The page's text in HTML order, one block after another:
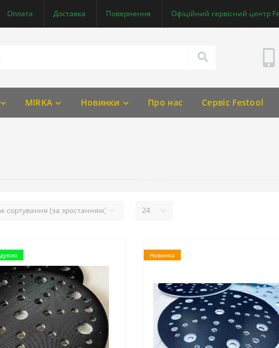
Оплата Доставка Повернення Офіційний сервісний центр
MIRKA Новинки Про нас Сервіс Festool
Новинка